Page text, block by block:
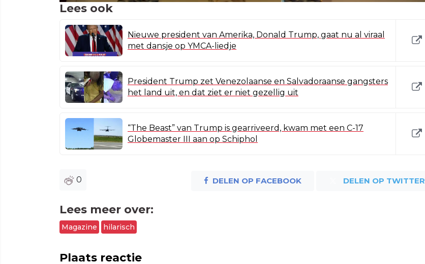
Lees ook
Nieuwe president van Amerika, Donald Trump, gaat nu al viraal
met dansje op YMCA-liedje
President Trump zet Venezolaanse en Salvadoraanse gangsters
het land uit, en dat ziet er niet gezellig uit
“The Beast” van Trump is gearriveerd, kwam met een C-17
Globemaster III aan op Schiphol
0 DELEN OP FACEBOOK DELEN OP TWITTER
Lees meer over:
Magazine hilarisch
Plaats reactie